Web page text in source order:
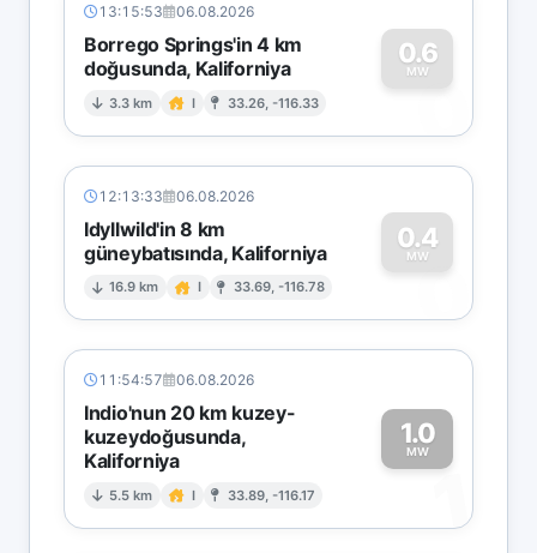
13:15:53 06.08.2026
Borrego Springs'in 4 km
doğusunda, Kaliforniya
3.3 km I 33.26, -116.33
0.6
MW
0
12:13:33 06.08.2026
Idyllwild'in 8 km
güneybatısında, Kaliforniya
16.9 km I 33.69, -116.78
0.4
MW
0
11:54:57 06.08.2026
Indio'nun 20 km kuzey-
kuzeydoğusunda,
Kaliforniya
5.5 km I 33.89, -116.17
1.0
MW
1